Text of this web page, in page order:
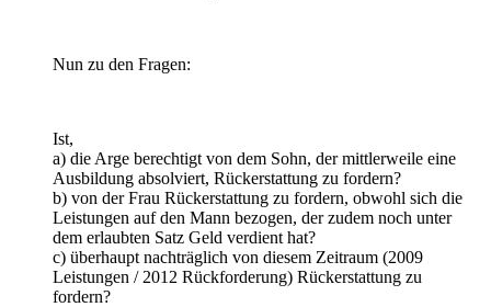
Nun zu den Fragen:
Ist,
a) die Arge berechtigt von dem Sohn, der mittlerweile eine
Ausbildung absolviert, Rückerstattung zu fordern?
b) von der Frau Rückerstattung zu fordern, obwohl sich die
Leistungen auf den Mann bezogen, der zudem noch unter
dem erlaubten Satz Geld verdient hat?
c) überhaupt nachträglich von diesem Zeitraum (2009
Leistungen / 2012 Rückforderung) Rückerstattung zu
fordern?